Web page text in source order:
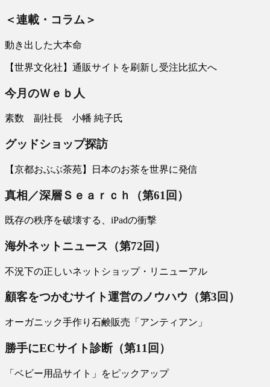
＜連載・コラム＞
動き出した大本命
【世界文化社】通販サイトを刷新し受注比拡大へ
今月のＷｅｂ人
素数 副社長 小幡 純子氏
グッドショップ探訪
【京都おぶぶ茶苑】日本のお茶を世界に発信
真相／深層Ｓｅａｒｃｈ（第61回）
既存の秩序を破壊する、iPadの衝撃
海外ネットニュース（第72回）
不況下の正しいネットショップ・リニューアル
顧客をつかむサイト運営のノウハウ（第3回）
オーガニック手作り石鹸販売「アンティアン」
勝手にECサイト診断（第11回）
「ベビー用品サイト」をピックアップ